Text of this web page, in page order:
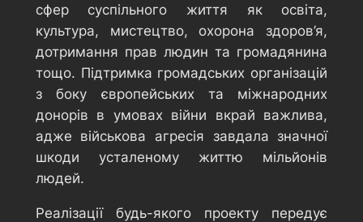
сфер суспільного життя як освіта,
культура, мистецтво, охорона здоров’я,
дотримання прав людин та громадянина
тощо. Підтримка громадських організацій
з боку європейських та міжнародних
донорів в умовах війни вкрай важлива,
адже військова агресія завдала значної
шкоди усталеному життю мільйонів
людей.
Реалізації будь-якого проекту передує